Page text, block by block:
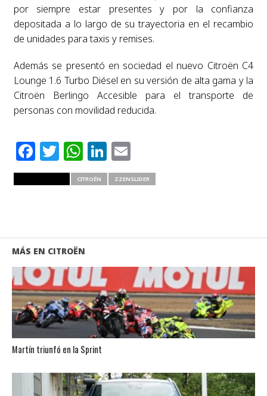
por siempre estar presentes y por la confianza
depositada a lo largo de su trayectoria en el recambio
de unidades para taxis y remises.
Además se presentó en sociedad el nuevo Citroën C4
Lounge 1.6 Turbo Diésel en su versión de alta gama y la
Citroën Berlingo Accesible para el transporte de
personas con movilidad reducida.
Facebook
Twitter
WhatsApp
LinkedIn
Email
CITROËN ZZENSLIDER
MÁS EN CITROËN
Martín triunfó en la Sprint